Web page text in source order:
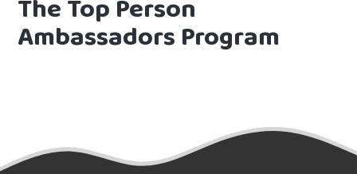
Ambassadors Program